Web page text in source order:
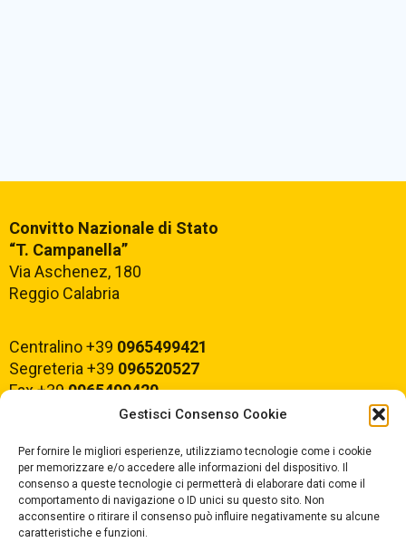
Gestisci Consenso Cookie
Per fornire le migliori esperienze, utilizziamo tecnologie come i cookie
per memorizzare e/o accedere alle informazioni del dispositivo. Il
consenso a queste tecnologie ci permetterà di elaborare dati come il
comportamento di navigazione o ID unici su questo sito. Non
acconsentire o ritirare il consenso può influire negativamente su alcune
caratteristiche e funzioni.
Convitto Nazionale di Stato
“T. Campanella”
Via Aschenez, 180
Reggio Calabria
Centralino +39 0965499421
Segreteria +39 096520527
Fax +390965499420
E-mail: rcvc010005@istruzione.it
PEC:rcvc010005@pec.istruzione.it
ORARIO DI APERTURA
Dal lunedì al Venerdì